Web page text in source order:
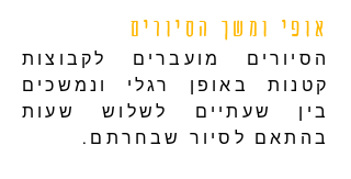
אופי ומשך הסיורים
הסיורים מועברים לקבוצות
קטנות באופן רגלי ונמשכים
בין שעתיים לשלוש שעות
בהתאם לסיור שבחרתם.